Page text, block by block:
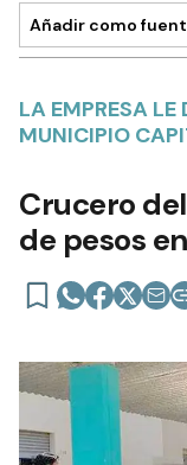
Añadir como
LA EMPRESA LE
MUNICIPIO
Crucero
de pesos